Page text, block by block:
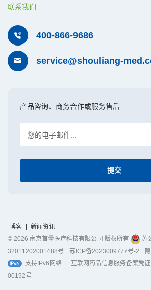
联系我们
400-866-9686
service@shouliang-
产品咨询、商务合作或服务售后
博客 | 新闻资讯
© 2026 南京首量医疗科技有限公司 版权所有
苏
32011202001488号
苏ICP备2023009777号-2
支持IPv6网络
互联网药品信息服务备案凭
00192号